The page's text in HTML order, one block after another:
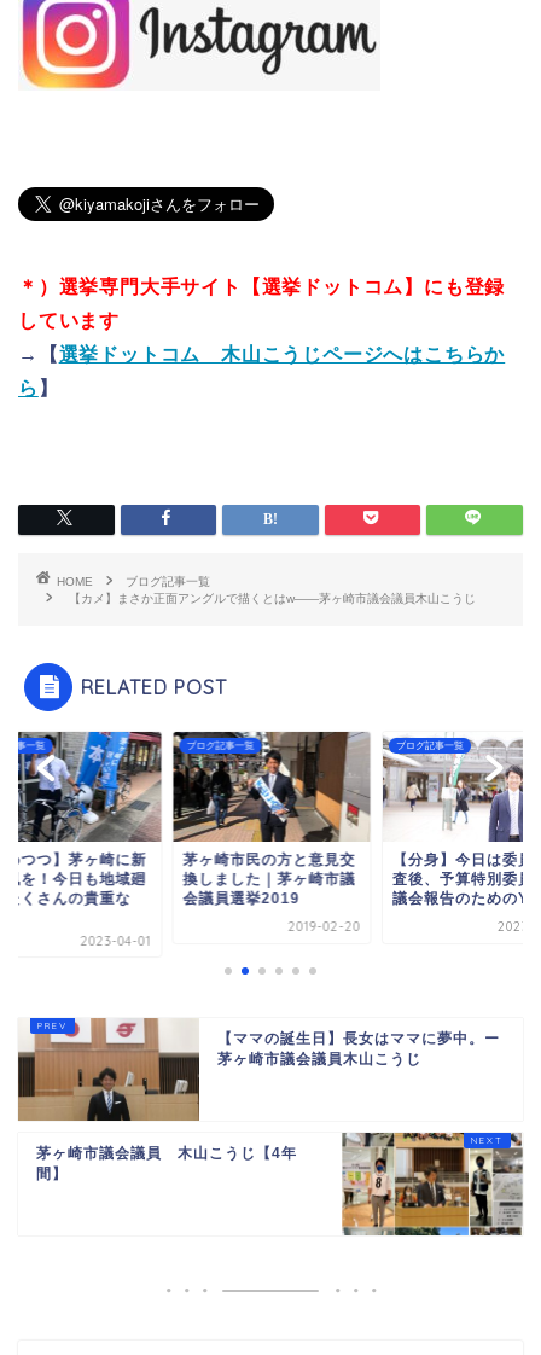
＊）選挙専門大手サイト【選挙ドットコム】にも登録
しています
→【選挙ドットコム 木山こうじページへはこちらか
ら 】
HOME
ブログ記事一覧
【カメ】まさか正面アングルで描くとはw——茅ヶ崎市議会議員木山こうじ
RELATED POST
記事一覧
めつつ】茅ヶ崎に新
風を！今日も地域廻
たくさんの貴重な
2023-04-01
ブログ記事一覧
茅ヶ崎市民の方と意見交
換しました｜茅ヶ崎市議
会議員選挙2019
2019-02-20
ブログ記事一覧
【分身】今日は委員
査後、予算特別委員
議会報告のための
2023-
【ママの誕生日】長女はママに夢中。ー
茅ヶ崎市議会議員木山こうじ
茅ヶ崎市議会議員 木山こうじ【4年
間】